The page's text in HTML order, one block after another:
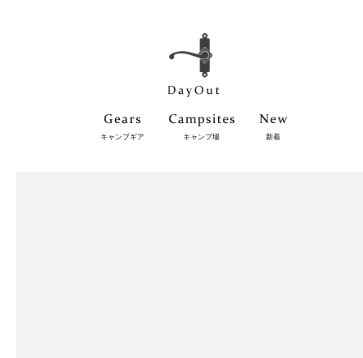
キャンプギア キャンプ場 新着